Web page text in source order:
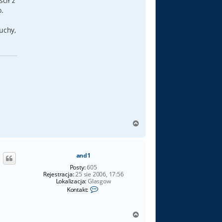
g
and1
Posty:605
Rejestracja:25 sie 2006, 17:56
Lokalizacja:Glasgow
Kontakt:
S